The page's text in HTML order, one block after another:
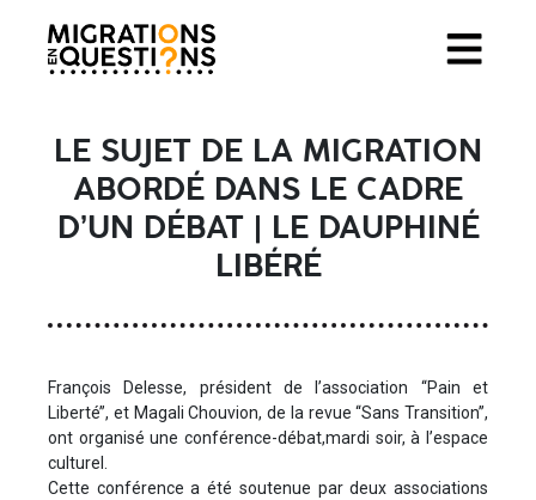
LE SUJET DE LA MIGRATION
ABORDÉ DANS LE CADRE
D’UN DÉBAT | LE DAUPHINÉ
LIBÉRÉ
François Delesse, président de l’association ‘‘Pain et
Liberté’’, et Magali Chouvion, de la revue ‘‘Sans Transition’’,
ont organisé une conférence-débat,mardi soir, à l’espace
culturel.
Cette conférence a été soutenue par deux associations